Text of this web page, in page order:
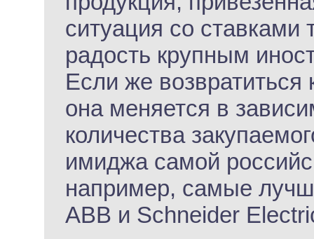
ситуация со
радость крупным
Если же
она меняется в
количества
имиджа самой
например, самые
АВВ и Schneider